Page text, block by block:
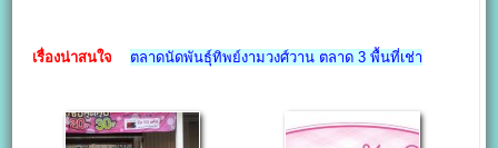
เรื่องน่าสนใจ ตลาดนัดพันธุ์ทิพย์งามวงศ์วาน ตลาด 3 พื้นที่เช่า